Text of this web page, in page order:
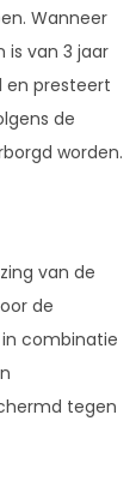
Wanneer
is van 3 jaar
en presteert
de
worden.
van de
de
combinatie
tegen